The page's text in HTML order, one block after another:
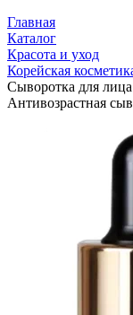
Главная
Каталог
Красота и уход
Корейская
Сыворотка для
Антивозрастная